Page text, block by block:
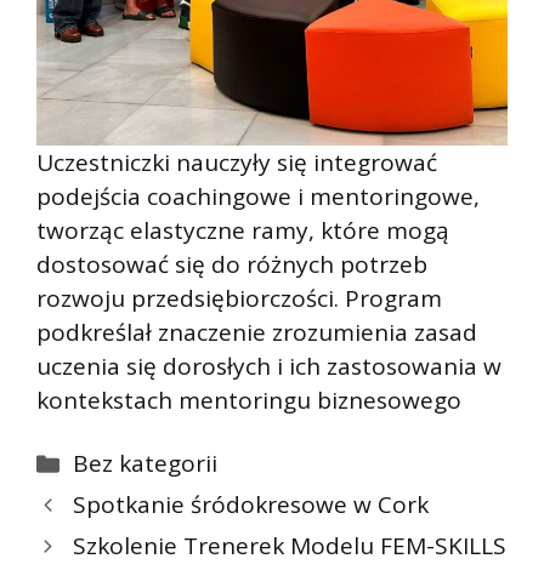
Uczestniczki nauczyły się integrować
podejścia coachingowe i mentoringowe,
tworząc elastyczne ramy, które mogą
dostosować się do różnych potrzeb
rozwoju przedsiębiorczości. Program
podkreślał znaczenie zrozumienia zasad
uczenia się dorosłych i ich zastosowania w
kontekstach mentoringu biznesowego
Kategorie
Bez kategorii
Spotkanie śródokresowe w Cork
Szkolenie Trenerek Modelu FEM-SKILLS